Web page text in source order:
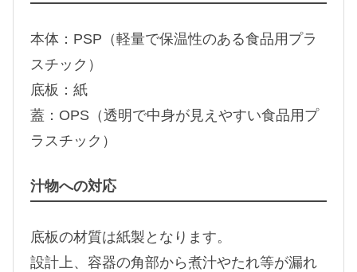
本体：PSP（軽量で保温性のある食品用プラ
スチック）
底板：紙
蓋：OPS（透明で中身が見えやすい食品用プ
ラスチック）
汁物への対応
底板の材質は紙製となります。
設計上、容器の角部から煮汁やたれ等が漏れ